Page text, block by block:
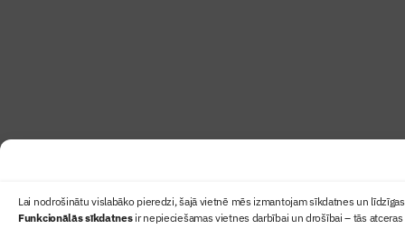
Lai nodrošinātu vislabāko pieredzi, šajā vietnē mēs izmantojam sīkdatnes un
Funkcionālās sīkdatnesir nepieciešamas vietnes darbībai un drošībai – tās